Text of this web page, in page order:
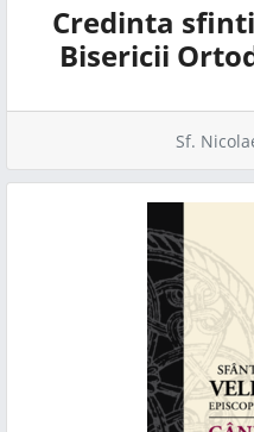
Credinta
Bisericii
Sf.